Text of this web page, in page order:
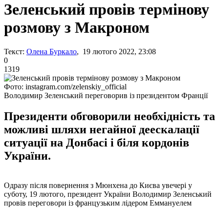
Зеленський провів термінову
розмову з Макроном
Текст: Олена Буркало, 19 лютого 2022, 23:08
0
1319
Фото: instagram.com/zelenskiy_official
Володимир Зеленський переговорив із президентом Франції
Президенти обговорили необхідність та
можливі шляхи негайної деескалації
ситуації на Донбасі і біля кордонів
України.
Одразу після повернення з Мюнхена до Києва увечері у
суботу, 19 лютого, президент України Володимир Зеленський
провів переговори із французьким лідером Еммануелем